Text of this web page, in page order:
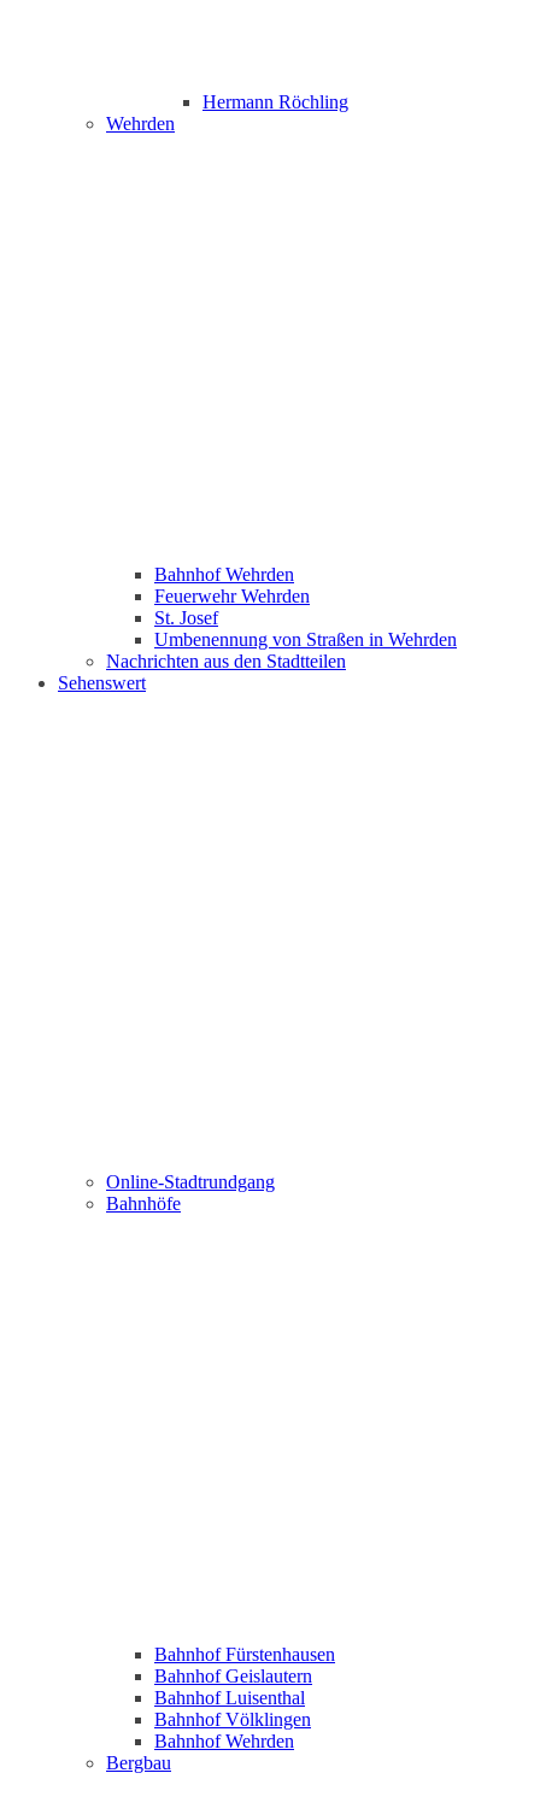
Hermann Röchling
Wehrden
Bahnhof Wehrden
Feuerwehr Wehrden
St. Josef
Umbenennung von Straßen in Wehrden
Nachrichten aus den Stadtteilen
Sehenswert
Online-Stadtrundgang
Bahnhöfe
Bahnhof Fürstenhausen
Bahnhof Geislautern
Bahnhof Luisenthal
Bahnhof Völklingen
Bahnhof Wehrden
Bergbau